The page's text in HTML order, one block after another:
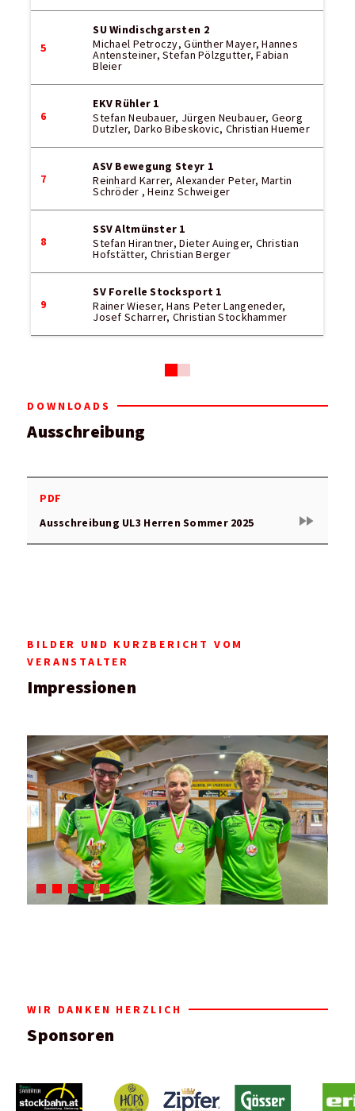
5
SU Windischgarsten 2
Michael Petroczy, Günther Mayer, Hannes
Antensteiner, Stefan Pölzgutter, Fabian
Bleier
6
EKV Rühler 1
Stefan Neubauer, Jürgen Neubauer, Georg
Dutzler, Darko Bibeskovic, Christian Huemer
7
ASV Bewegung Steyr 1
Reinhard Karrer, Alexander Peter, Martin
Schröder , Heinz Schweiger
8
SSV Altmünster 1
Stefan Hirantner, Dieter Auinger, Christian
Hofstätter, Christian Berger
9
SV Forelle Stocksport 1
Rainer Wieser, Hans Peter Langeneder,
Josef Scharrer, Christian Stockhammer
DOWNLOADS
Ausschreibung
PDF
Ausschreibung UL3 Herren Sommer 2025
fast_forward
BILDER UND KURZBERICHT VOM
VERANSTALTER
Impressionen
WIR DANKEN HERZLICH
Sponsoren